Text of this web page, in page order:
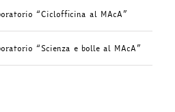
“Ciclofficina al MAcA”
“Scienza e bolle al MAcA”